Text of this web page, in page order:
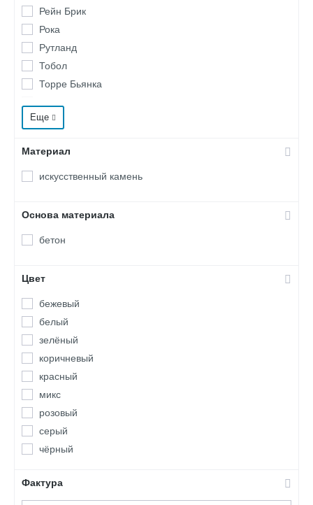
Рейн Брик
Рока
Рутланд
Тобол
Торре Бьянка
Уайт Клиффс
Фьорд Лэнд
Хайлэнд
Еще
Материал
искусственный камень
Основа материала
бетон
Цвет
бежевый
белый
зелёный
коричневый
красный
микс
розовый
серый
чёрный
Фактура